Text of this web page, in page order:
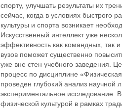
спорту, улучшать результаты их
сейчас, когда в условиях быстрого
культуры и спорта возникает
Искусственный интеллект уже
эффективность как командных, так
вузов поможет существенно
уже вне стен учебного заведения.
процесс по дисциплине
проведен глубокий анализ
экспериментальное исследование.
физической культурой в рамках